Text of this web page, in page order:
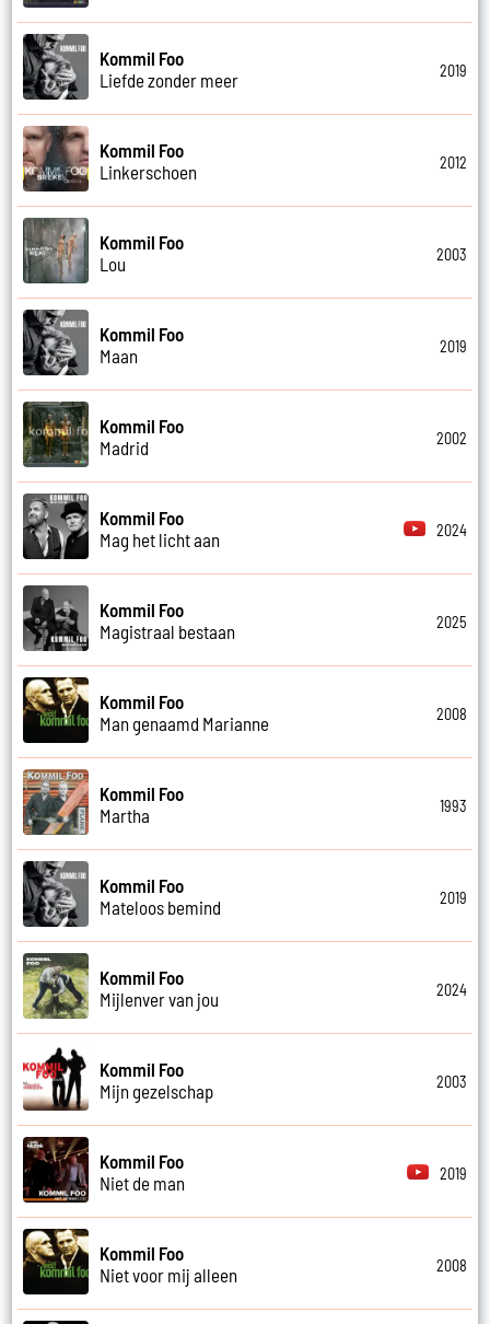
Kommil Foo
Liefde zonder meer
2019
Kommil Foo
Linkerschoen
2012
Kommil Foo
Lou
2003
Kommil Foo
Maan
2019
Kommil Foo
Madrid
2002
Kommil Foo
Mag het licht aan
2024
Kommil Foo
Magistraal bestaan
2025
Kommil Foo
Man genaamd Marianne
2008
Kommil Foo
Martha
1993
Kommil Foo
Mateloos bemind
2019
Kommil Foo
Mijlenver van jou
2024
Kommil Foo
Mijn gezelschap
2003
Kommil Foo
Niet de man
2019
Kommil Foo
Niet voor mij alleen
2008